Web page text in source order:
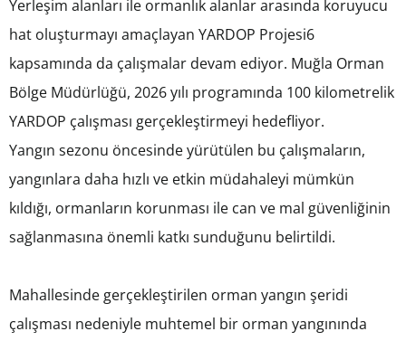
Yerleşim alanları ile ormanlık alanlar arasında koruyucu
hat oluşturmayı amaçlayan YARDOP Projesi6
kapsamında da çalışmalar devam ediyor. Muğla Orman
Bölge Müdürlüğü, 2026 yılı programında 100 kilometrelik
YARDOP çalışması gerçekleştirmeyi hedefliyor.
Yangın sezonu öncesinde yürütülen bu çalışmaların,
yangınlara daha hızlı ve etkin müdahaleyi mümkün
kıldığı, ormanların korunması ile can ve mal güvenliğinin
sağlanmasına önemli katkı sunduğunu belirtildi.
Mahallesinde gerçekleştirilen orman yangın şeridi
çalışması nedeniyle muhtemel bir orman yangınında